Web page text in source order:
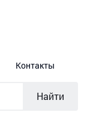
Контакты
Найти